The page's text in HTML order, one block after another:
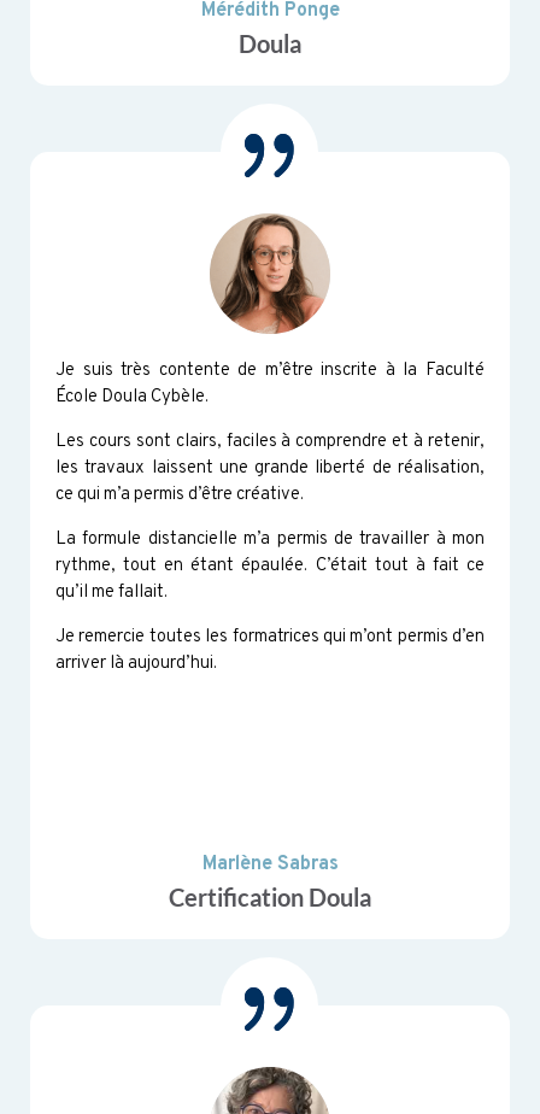
Mérédith Ponge
Doula
Je suis très contente de m’être inscrite à la Faculté
École Doula Cybèle.
Les cours sont clairs, faciles à comprendre et à retenir,
les travaux laissent une grande liberté de réalisation,
ce qui m’a permis d’être créative.
La formule distancielle m’a permis de travailler à mon
rythme, tout en étant épaulée. C’était tout à fait ce
qu’il me fallait.
Je remercie toutes les formatrices qui m’ont permis d’en
arriver là aujourd’hui.
Marlène Sabras
Certification Doula